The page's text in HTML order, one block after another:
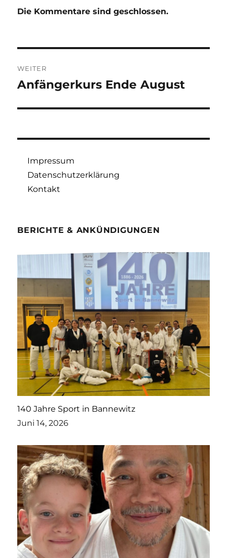
Die Kommentare sind geschlossen.
WEITER
Nächster
Anfängerkurs Ende August
Impressum
Datenschutzerklärung
Kontakt
BERICHTE & ANKÜNDIGUNGEN
140 Jahre Sport in Bannewitz
Juni 14, 2026